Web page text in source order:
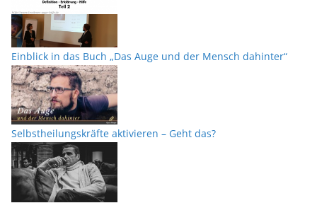
Einblick in das Buch „Das Auge und der Mensch dahinter“
Selbstheilungskräfte aktivieren – Geht das?